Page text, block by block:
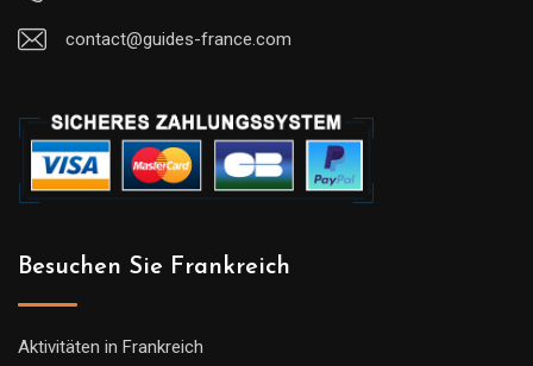
contact@guides-france.com
Besuchen Sie Frankreich
Aktivitäten in Frankreich